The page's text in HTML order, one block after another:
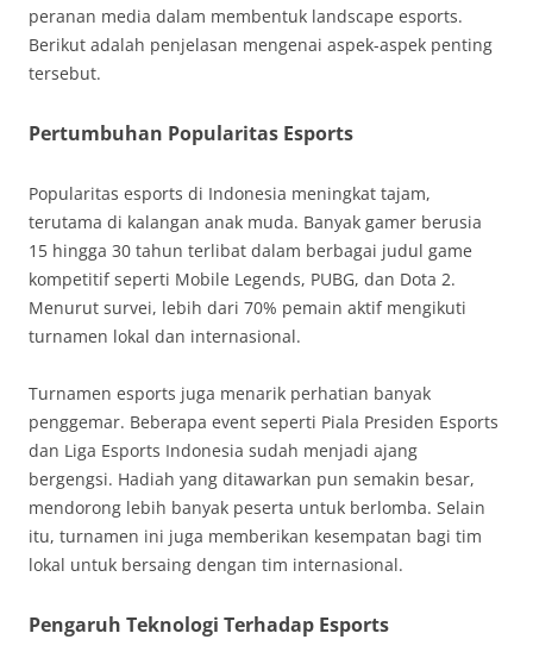
peranan media dalam membentuk landscape esports.
Berikut adalah penjelasan mengenai aspek-aspek penting
tersebut.
Pertumbuhan Popularitas Esports
Popularitas esports di Indonesia meningkat tajam,
terutama di kalangan anak muda. Banyak gamer berusia
15 hingga 30 tahun terlibat dalam berbagai judul game
kompetitif seperti Mobile Legends, PUBG, dan Dota 2.
Menurut survei, lebih dari 70% pemain aktif mengikuti
turnamen lokal dan internasional.
Turnamen esports juga menarik perhatian banyak
penggemar. Beberapa event seperti Piala Presiden Esports
dan Liga Esports Indonesia sudah menjadi ajang
bergengsi. Hadiah yang ditawarkan pun semakin besar,
mendorong lebih banyak peserta untuk berlomba. Selain
itu, turnamen ini juga memberikan kesempatan bagi tim
lokal untuk bersaing dengan tim internasional.
Pengaruh Teknologi Terhadap Esports